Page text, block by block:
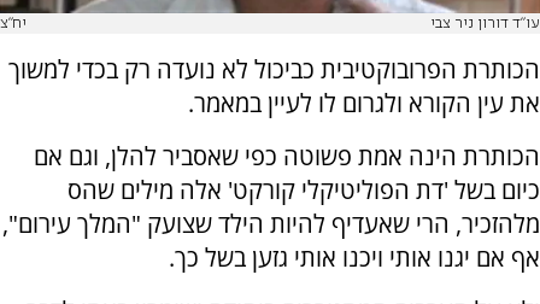
עו"ד דורון ניר צבי יח"צ
הכותרת הפרובוקטיבית כביכול לא נועדה רק בכדי למשוך
את עין הקורא ולגרום לו לעיין במאמר.
הכותרת הינה אמת פשוטה כפי שאסביר להלן, וגם אם
כיום בשל 'דת הפוליטיקלי קורקט' אלה מילים שהס
מלהזכיר, הרי שאעדיף להיות הילד שצועק "המלך עירום",
אף אם יגנו אותי ויכנו אותי גזען בשל כך.